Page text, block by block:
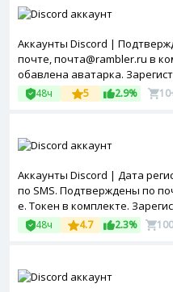
Аккаунты Discord |
почте, почта@rambler.ru в
обавлена аватарка.
48ч 5 2.9%
Аккаунты Discord | Дата
по SMS. Подтверждены по
е. Токен в комплекте.
48ч 4.7 2.3%